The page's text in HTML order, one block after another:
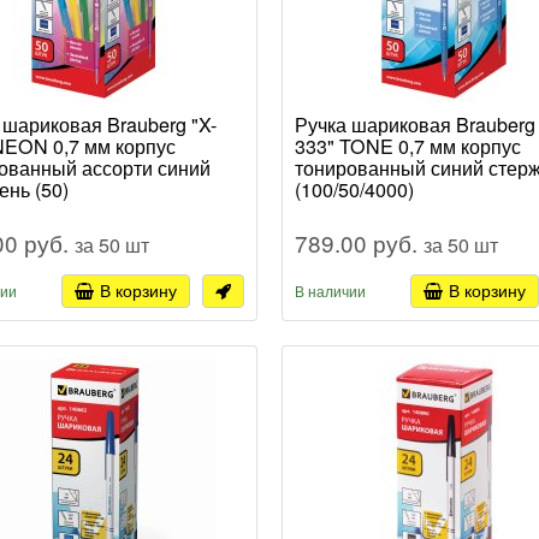
Brauberg "X-
0,7 мм корпус
ассорти синий
(50)
руб. за 50 шт
В корзину
Ручка шариковая
333" TONE 0,7 мм корпус
тонированный синий
(100/50/4000)
789.00 руб. за 50 шт
В наличии В корзину